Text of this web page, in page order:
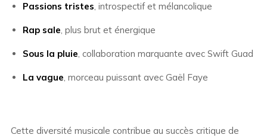
Passions tristes, introspectif et mélancolique
Rap sale, plus brut et énergique
Sous la pluie, collaboration marquante avec Swift Guad
La vague, morceau puissant avec Gaël Faye
Cette diversité musicale contribue au succès critique de